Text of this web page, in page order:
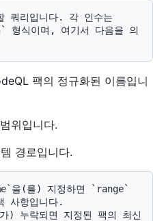
형식이며, 여기서 다음을 의
팩의 정규화된 이름입니
위입니다.
경로입니다.
사항입니다.